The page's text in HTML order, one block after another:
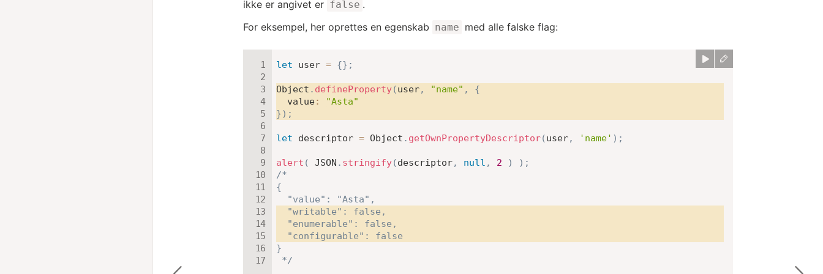
ikke er angivet er false .
For eksempel, her oprettes en egenskab name med alle falske flag:
let user = {} ;
Object . defineProperty(user, "name" ,
{
value:
"Asta"
}) ;
let descriptor = Object . getOwnPropertyDescriptor(user, 'name' ) ;
alert ( JSON . stringify(descriptor, null , 2 ) ) ;
/*
{
  "writable": false,
  "enumerable": false,
  "configurable": false
}
*/